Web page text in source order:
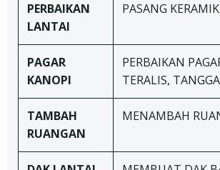
PERBAIKAN
LANTAI
PASANG
PAGAR
KANOPI
PERBAIKAN
TERALIS, TANGGA
TAMBAH
RUANGAN
MENAMBAH